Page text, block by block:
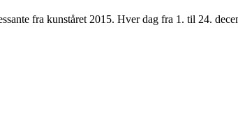
fra kunståret 2015. Hver dag fra 1. til 24.